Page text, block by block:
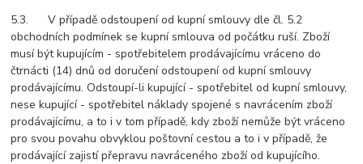
5.3. V případě odstoupení od kupní smlouvy dle čl. 5.2
obchodních podmínek se kupní smlouva od počátku ruší. Zboží
musí být kupujícím - spotřebitelem prodávajícímu vráceno do
čtrnácti (14) dnů od doručení odstoupení od kupní smlouvy
prodávajícímu. Odstoupí-li kupující - spotřebitel od kupní smlouvy,
nese kupující - spotřebitel náklady spojené s navrácením zboží
prodávajícímu, a to i v tom případě, kdy zboží nemůže být vráceno
pro svou povahu obvyklou poštovní cestou a to i v případě, že
prodávající zajistí přepravu navráceného zboží od kupujícího.